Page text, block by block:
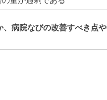
、病院なびの改善すべき点
病院なびの改善すべき点